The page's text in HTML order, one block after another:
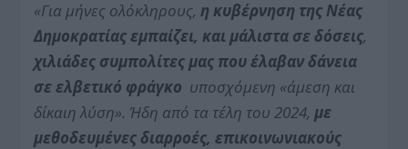
«Για μήνες ολόκληρους, η κυβέρνηση της Νέας
Δημοκρατίας εμπαίζει, και μάλιστα σε δόσεις,
χιλιάδες συμπολίτες μας που έλαβαν δάνεια
σε ελβετικό φράγκο υποσχόμενη «άμεση και
δίκαιη λύση». Ήδη από τα τέλη του 2024, με
μεθοδευμένες διαρροές, επικοινωνιακούς